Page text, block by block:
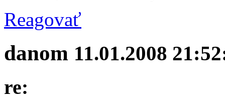
Reagovať
danom 11.01.2008
re: